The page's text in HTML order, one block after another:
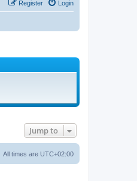
Login
Register
Jump to
All times are UTC+02:00